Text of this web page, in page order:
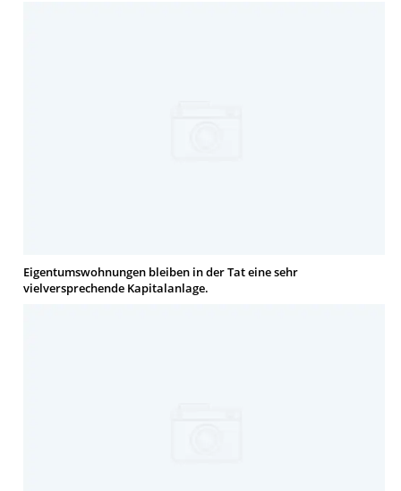
Eigentumswohnungen bleiben in der Tat eine sehr
vielversprechende Kapitalanlage.